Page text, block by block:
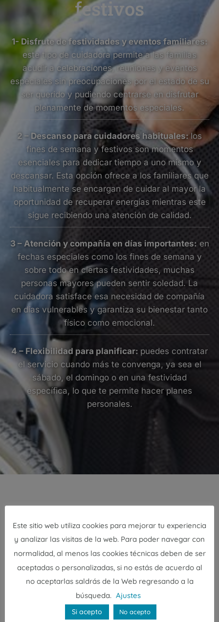
festivos
1- Disfrute de festividades y eventos familiares:
este tipo de cuidadora permite a las familias
acudir a celebraciones, reuniones y eventos
especiales sin preocupaciones por el estado de su
ser querido y pudiendo centrarse en disfrutar
plenamente de momentos especiales.
2 – Descanso para cuidadores habituales: los
fines de semana y festivos son momentos
esenciales para dedicar tiempo a uno mismo y
descansar. Esta opción ofrece a los familiares que
habitualmente se encargan de cuidar al mayor la
oportunidad de recuperar energías mientras este
sigue recibiendo una atención de calidad.
3 – Atención y compañía en días importantes:en
fechas especiales como los fines de semana y
sobre todo en ciertas festividades, muchas
personas mayores pueden sentir soledad. La
cuidadora satisface esa necesidad de compañía
en días vulnerables y garantiza su bienestar tanto
físico como emocional.
4 – Flexibilidad para planificar: puedes contratar
el servicio cuando más te convenga, ya sea el
sábado, el domingo o en una festividad
específica, lo que te permite hacer planes
personales.
Tipos de cuidadora de fines
de semana y festivos
Dependiendo de lo que necesites, puedes
contratar una cuidadora para distintos días y
durante varias cantidades de horas. Estos
Este sitio web utiliza cookies para mejorar tu experiencia
y analizar las visitas de la web. Para poder navegar con
normalidad, al menos las cookies técnicas deben de ser
aceptadas o personalizadas, si no estás de acuerdo al
no aceptarlas saldrás de la Web regresando a la
búsqueda. Ajustes
Si acepto No acepto